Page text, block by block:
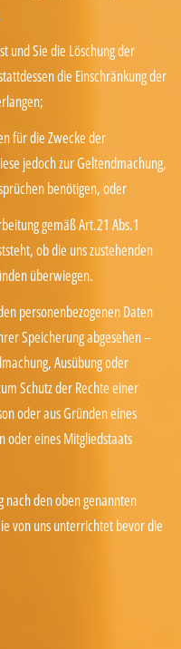
und Sie die Löschung der
die Einschränkung der
für die Zwecke der
jedoch zur Geltendmachung,
benötigen, oder
gemäß Art.21 Abs.1
ob die uns zustehenden
überwiegen.
personenbezogenen Daten
Speicherung abgesehen –
Ausübung oder
Schutz der Rechte einer
oder aus Gründen eines
oder eines Mitgliedstaats
nach den oben genannten
von uns unterrichtet bevor die